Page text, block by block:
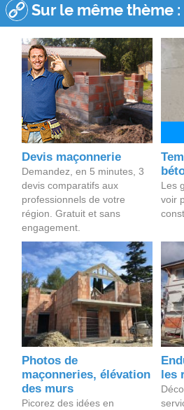
Sur le même thème :
Devis maçonnerie
Demandez, en 5 minutes, 3
devis comparatifs aux
professionnels de votre
région. Gratuit et sans
engagement.
Les
voir
Photos de
maçonneries, élévation
des murs
Picorez des idées en
les